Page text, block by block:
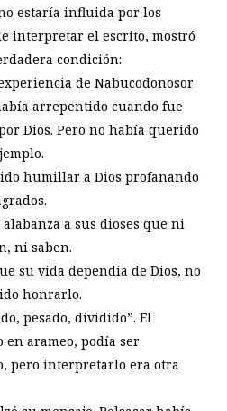
estaría influida por los
interpretar el escrito, mostró
condición:
de Nabucodonosor
arrepentido cuando fue
Dios. Pero no había querido
humillar a Dios profanando
a sus dioses que ni
ni saben.
su vida dependía de Dios, no
honrarlo.
pesado, dividido”. El
en arameo, podía ser
pero interpretarlo era otra